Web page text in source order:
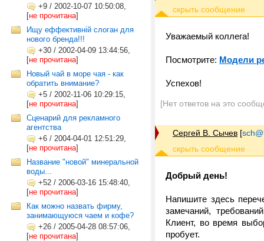
+9 / 2002-10-07 10:50:08,
[не прочитана]
Ищу еффективній слоган для
нового бренда!!!
+30 / 2002-04-09 13:44:56,
[не прочитана]
Новый чай в море чая - как
обратить внимание?
+5 / 2002-11-06 10:29:15,
[не прочитана]
Сценарий для рекламного
агентства
+6 / 2004-04-01 12:51:29,
[не прочитана]
Название "новой" минеральной
воды...
+52 / 2006-03-16 15:48:40,
[не прочитана]
Как можно назвать фирму,
занимающуюся чаем и кофе?
+26 / 2005-04-28 08:57:06,
[не прочитана]
Уважаемый коллега!
Посмотрите: Модели
Успехов!
[Нет ответов на это
Сергей В. Сычев [
Добрый день!
Напишите здесь
замечаний,
Клиент, во время
пробует.